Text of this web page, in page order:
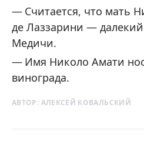
Считается, что мать
де Лаззарини —
Медичи.
Имя Николо Амати
винограда.
АВТОР: АЛЕКСЕЙ КОВАЛЬСКИЙ